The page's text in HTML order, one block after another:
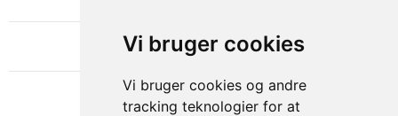
Vi bruger cookies
Vi bruger cookies og andre
tracking teknologier for at
OM GAMECHANGER